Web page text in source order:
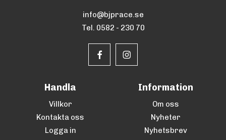
info@bjprace.se
Tel. 0582 - 230 70
Handla
Villkor
Kontakta oss
Logga in
Information
Om oss
Nyheter
Nyhetsbrev